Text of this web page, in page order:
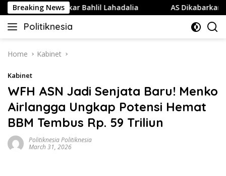
Skip
to
content
Breaking News
Partai Golkar Bahlil Lahadalia AS Dikabarkan
Politiknesia
Politiknesia.com
Home Kabinet
Kabinet
WFH ASN Jadi Senjata Baru! Menko
Airlangga Ungkap Potensi Hemat
BBM Tembus Rp. 59 Triliun
Politiknesia Politiknesia
March 31, 2026